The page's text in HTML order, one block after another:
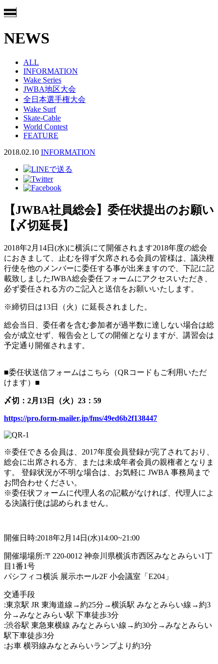
NEWS
ALL
INFORMATION
Wake Series
JWBA地区大会
全日本選手権大会
Wake Surf
Skate-Cable
World Contest
FEATURE
2018.02.10 INFORMATION
【JWBA社員総会】委任状提出のお願い
【〆切延長】
2018年2月14日(水)に横浜にて開催されます2018年度の総会
におきまして、
止むを得ず欠席される会員の皆様は、 議決権
行使を他のメンバーに委任する事が出来ますので、 下記に記
載致しましたJWBA総会委任フォームにアクセスいただき、
必ず委任される方のご記入と送信をお願いいたします。
※締切日は13日（火）に延長されました。
総会当日、 委任者を含む参加者が過半数に達しない場合は総
会が成立せず、 報告会としての開催となりますが、 講習会は
予定通り開催されます。
■委任状送信フォームはこちら（QRコードもご利用いただ
けます）■
〆切：2月13日（火）23：59
https://pro.form-mailer.jp/fms/49ed6b2f138447
※委任できる会員は、2017年度会員登録が完了されており、
総会に出席される方、または未成年者会員の親権者となりま
す。 登録状況が不明な場合は、お気軽に JWBA 事務局まで
お問合わせください。
※委任状フォームに代理人名の記載がなければ、 代理人によ
る決議行使は認められません。
開催日時:2018年2月14日(水)14:00~21:00
開催場場所:〒220-0012 神奈川県横浜市西区みなとみらい1丁
目1番1号
パシフィコ横浜 展示ホール2F 小会議室「E204」
交通手段
:東京駅 JR 東海道線→約25分→横浜駅 みなとみらい線→約3
分→みなとみらい駅 下車徒歩3分
:渋谷駅 東急東横線 みなとみらい線→約30分→みなとみらい
駅下車徒歩3分
:お車 横羽線みなとみらいランプより約3分